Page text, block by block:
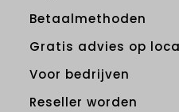
Betaalmethoden
Gratis advies op
Voor bedrijven
Reseller worden